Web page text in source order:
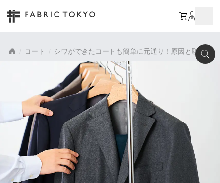
コート シワができたコートも簡単に元通り！原因と取り方